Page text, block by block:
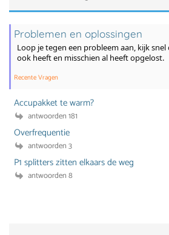
Problemen en oplossingen
Loop je tegen een probleem aan, kijk
ook heeft en misschien al heeft opgelost.
Recente Vragen
Accupakket te warm?
antwoorden 181
Overfrequentie
antwoorden 3
P1 splitters zitten elkaars de weg
antwoorden 8